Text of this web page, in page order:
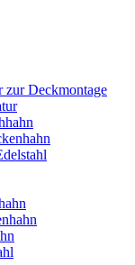
zur Deckmontage